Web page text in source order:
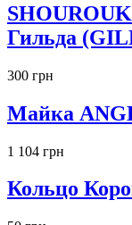
Гильда
300 грн
Майка
1 104 грн
Кольцо